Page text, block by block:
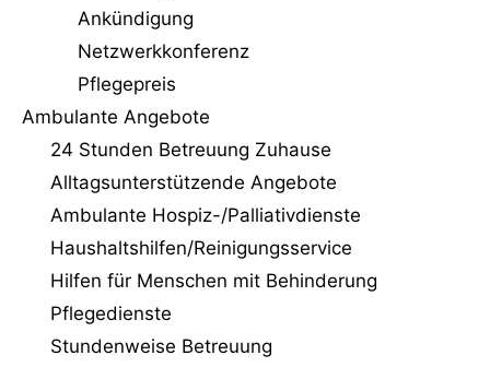
Ankündigung
Netzwerkkonferenz
Pflegepreis
Ambulante Angebote
24 Stunden Betreuung Zuhause
Alltagsunterstützende Angebote
Ambulante Hospiz-/Palliativdienste
Haushaltshilfen/Reinigungs­service
Hilfen für Menschen mit Behinderung
Pflegedienste
Stundenweise Betreuung